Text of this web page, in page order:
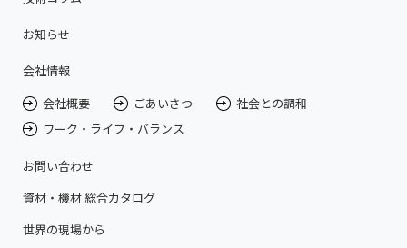
お知らせ
会社情報
会社概要
ごあいさつ
社会との調和
ワーク・ライフ・バランス
お問い合わせ
資材・機材 総合カタログ
世界の現場から